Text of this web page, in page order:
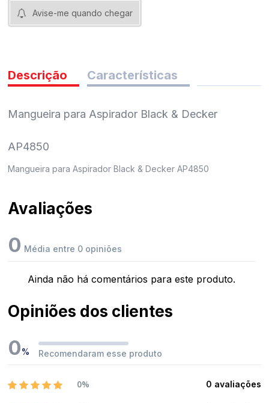
Avise-me quando chegar
Descrição
Mangueira para Aspirador Black & Decker
AP4850
Mangueira para Aspirador Black & Decker AP4850
Características
Avaliações
0 Média entre 0 opiniões
Ainda não há comentários para este produto.
Opiniões dos clientes
0% Recomendaram esse produto
0% 0 avaliações